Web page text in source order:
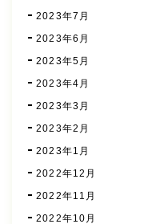
2023年7月
2023年6月
2023年5月
2023年4月
2023年3月
2023年2月
2023年1月
2022年12月
2022年11月
2022年10月